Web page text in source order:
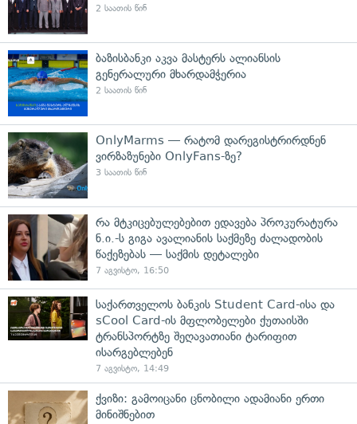
2 საათის წინ
ბაზისბანკი აკვა მასტერს ალიანსის
გენერალური მხარდამჭერია
2 საათის წინ
OnlyMarms — რატომ დარეგისტრირდნენ
ვირზაზუნები OnlyFans-ზე?
3 საათის წინ
რა მტკიცებულებებით ედავება პროკურატურა
ნ.ი.-ს გიგა ავალიანის საქმეზე ძალადობის
წაქეზებას — საქმის დეტალები
7 აგვისტო, 16:50
საქართველოს ბანკის Student Card-ისა და
sCool Card-ის მფლობელები ქუთაისში
ტრანსპორტზე შეღავათიანი ტარიფით
ისარგებლებენ
7 აგვისტო, 14:49
ქვიზი: გამოიცანი ცნობილი ადამიანი ერთი
მინიშნებით